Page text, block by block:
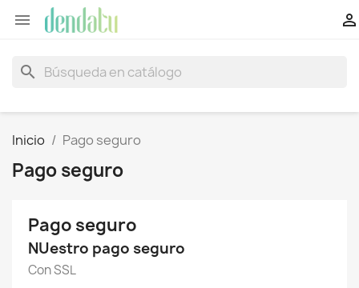
 
search
Inicio Pago seguro
Pago seguro
Pago seguro
NUestro pago seguro
Con SSL